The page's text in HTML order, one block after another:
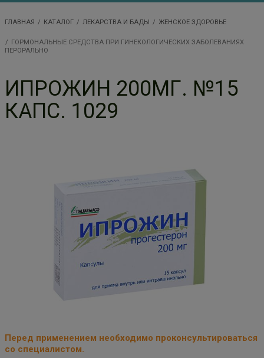
ГЛАВНАЯ КАТАЛОГ ЛЕКАРСТВА И БАДЫ ЖЕНСКОЕ ЗДОРОВЬЕ
ГОРМОНАЛЬНЫЕ СРЕДСТВА ПРИ ГИНЕКОЛОГИЧЕСКИХ ЗАБОЛЕВАНИЯХ
ПЕРОРАЛЬНО
ИПРОЖИН 200МГ. №15
КАПС. 1029
Перед применением необходимо проконсультироваться
со специалистом.